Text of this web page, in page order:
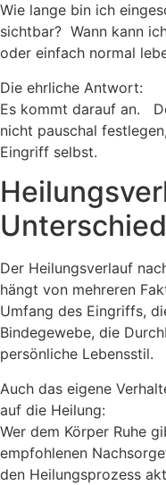
Wie lange bin ich
sichtbar? Wann kann
oder einfach normal
Die ehrliche Antwort:
Es kommt darauf an.
nicht pauschal
Eingriff selbst.
Der Heilungsverlauf
hängt von mehreren
Umfang des Eingriffs,
Bindegewebe, die
persönliche Lebensstil.
Auch das eigene
auf die Heilung:
Wer dem Körper Ruhe
empfohlenen
den Heilungsprozess